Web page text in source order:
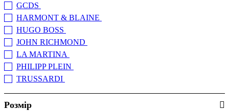
GCDS
HARMONT & BLAINE
HUGO BOSS
JOHN RICHMOND
LA MARTINA
PHILIPP PLEIN
TRUSSARDI
Розмір